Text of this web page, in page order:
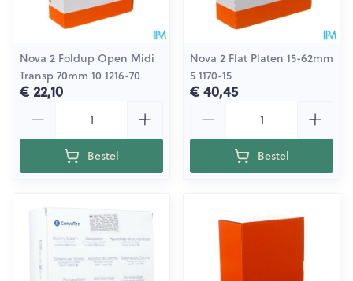
Nova 2 Foldup Open Midi
Transp 70mm 10 1216-70
€ 22,10
Bestel
Nova 2 Flat Platen 15-62mm
5 1170-15
€ 40,45
Bestel